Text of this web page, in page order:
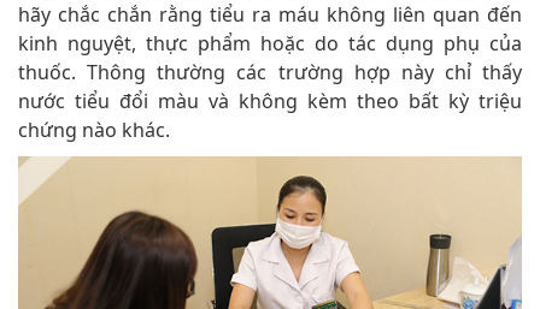
hãy chắc chắn rằng tiểu ra máu không liên quan đến
kinh nguyệt, thực phẩm hoặc do tác dụng phụ của
thuốc. Thông thường các trường hợp này chỉ thấy
nước tiểu đổi màu và không kèm theo bất kỳ triệu
chứng nào khác.